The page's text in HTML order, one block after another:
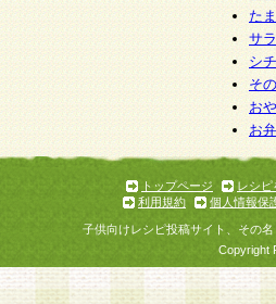
ら当社が保有している個人情
求められた場合には、ご本人
に限り、法令に準拠して合理的
お、開示 請求等の請求先は個
約等を承諾のうえ、当社所定の
た者、グループとします。な
合は会員登録をすることがで
た
サ
シ
そ
お
お
トップページ
レシピ
利用規約
個人情報保
子供向けレシピ投稿サイト、その
Copyright